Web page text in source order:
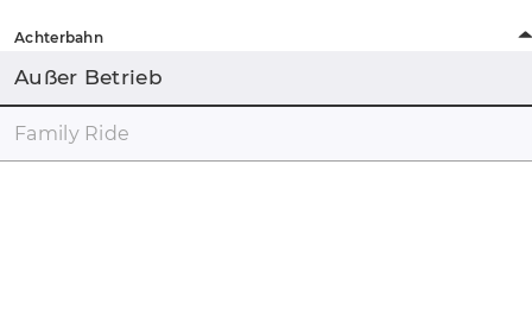
Achterbahn
Außer Betrieb
Family Ride